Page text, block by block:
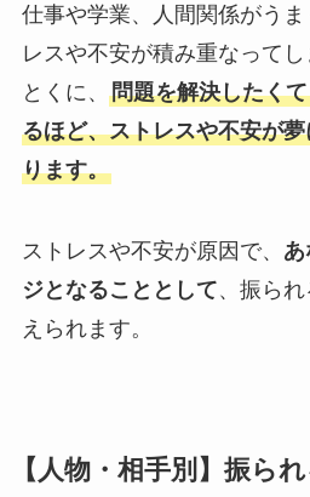
仕事や学業、人間関係がう
レスや不安が積み重なってし
とくに、 問題を解決したく
るほど、ストレスや不安が
ります。
ストレスや不安が原因で、
ジとなることとして、振ら
えられます。
【人物・相手別】振ら